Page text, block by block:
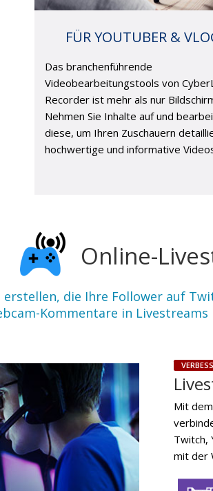
FÜR YOUTUBER &
Das branchenführende
Videobearbeitungstools von
Recorder ist mehr als nur
Nehmen Sie Inhalte auf und
diese, um Ihren Zuschauern
hochwertige und informative
Online-
erstellen, die Ihre Follower auf
Kommentare in
Mit
Twitch,
mit der